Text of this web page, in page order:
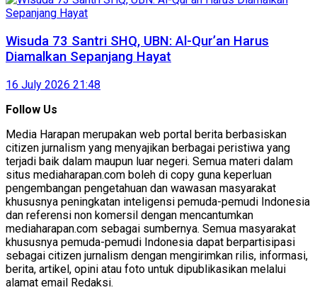
Wisuda 73 Santri SHQ, UBN: Al-Qur’an Harus
Diamalkan Sepanjang Hayat
16 July 2026 21:48
Follow Us
Media Harapan merupakan web portal berita berbasiskan
citizen jurnalism yang menyajikan berbagai peristiwa yang
terjadi baik dalam maupun luar negeri. Semua materi dalam
situs mediaharapan.com boleh di copy guna keperluan
pengembangan pengetahuan dan wawasan masyarakat
khususnya peningkatan inteligensi pemuda-pemudi Indonesia
dan referensi non komersil dengan mencantumkan
mediaharapan.com sebagai sumbernya. Semua masyarakat
khususnya pemuda-pemudi Indonesia dapat berpartisipasi
sebagai citizen jurnalism dengan mengirimkan rilis, informasi,
berita, artikel, opini atau foto untuk dipublikasikan melalui
alamat email Redaksi.